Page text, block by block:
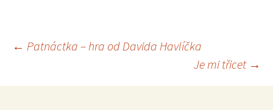
Navigace
pro
← Patnáctka – hra od Davida Havlíčka
Je mi třicet →